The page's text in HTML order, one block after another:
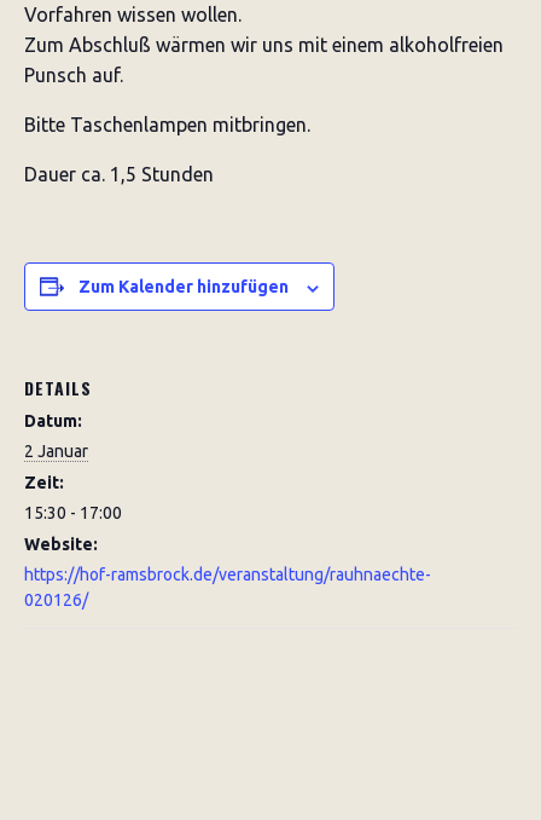
Vorfahren wissen wollen.
Zum Abschluß wärmen wir uns mit einem alkoholfreien
Punsch auf.
Bitte Taschenlampen mitbringen.
Dauer ca. 1,5 Stunden
Zum Kalender hinzufügen
DETAILS
Datum:
2 Januar
Zeit:
15:30 - 17:00
Website:
https://hof-ramsbrock.de/veranstaltung/rauhnaechte-
020126/